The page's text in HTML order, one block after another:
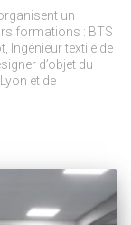
un
formations : BTS
Ingénieur textile de
d’objet du
et de